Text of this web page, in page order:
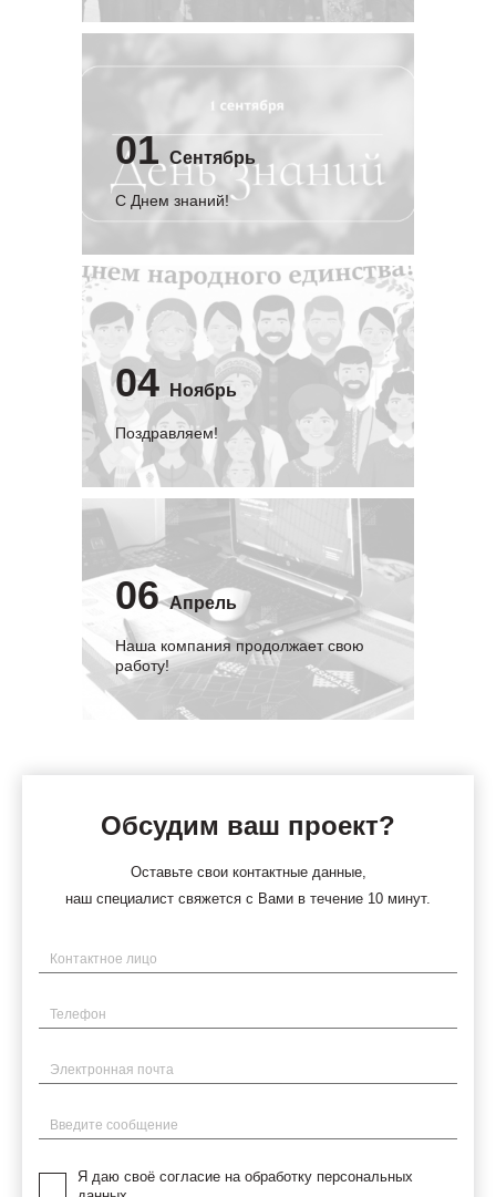
01 Сентябрь
C Днем знаний!
04 Ноябрь
Поздравляем!
06 Апрель
Наша компания продолжает свою
работу!
Обсудим ваш проект?
Оставьте свои контактные данные,
наш специалист свяжется с Вами в течение 10 минут.
Имя
Телефон
Электронная почта
Введите сообщение
Я даю своё согласие на обработку персональных